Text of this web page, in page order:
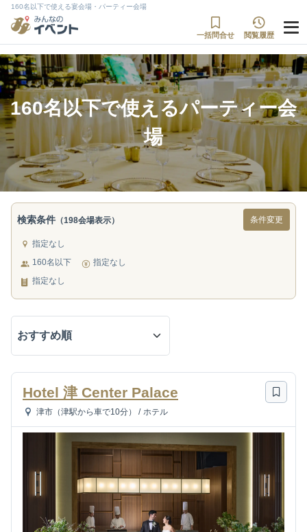
160名以下で使える宴会場・パーティー会場
一括問合せ 閲覧履歴
160名以下で使えるパーティー会
場
検索条件 （198会場表示） 条件変更
指定なし
160名以下
指定なし
指定なし
Hotel 津 Center Palace
津市（津駅から車で10分） / ホテル